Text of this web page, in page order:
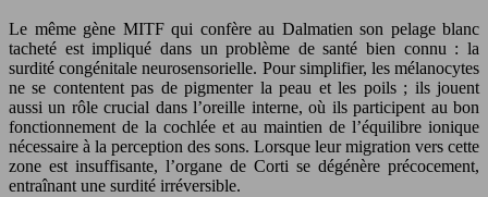
Le même gène MITF qui confère au Dalmatien son pelage blanc
tacheté est impliqué dans un problème de santé bien connu : la
surdité congénitale neurosensorielle. Pour simplifier, les mélanocytes
ne se contentent pas de pigmenter la peau et les poils ; ils jouent
aussi un rôle crucial dans l’oreille interne, où ils participent au bon
fonctionnement de la cochlée et au maintien de l’équilibre ionique
nécessaire à la perception des sons. Lorsque leur migration vers cette
zone est insuffisante, l’organe de Corti se dégénère précocement,
entraînant une surdité irréversible.